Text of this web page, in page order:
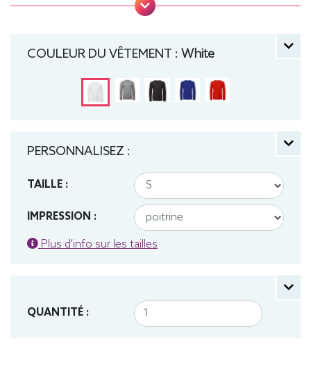
Coutures latérales, puce de taille, Lavable jusqu'à
Léger, Homme, Col rond, Bio / Organic, B&C
COULEUR DU VÊTEMENT : White
PERSONNALISEZ :
TAILLE :
IMPRESSION :
Plus d'info sur les tailles
QUANTITÉ :